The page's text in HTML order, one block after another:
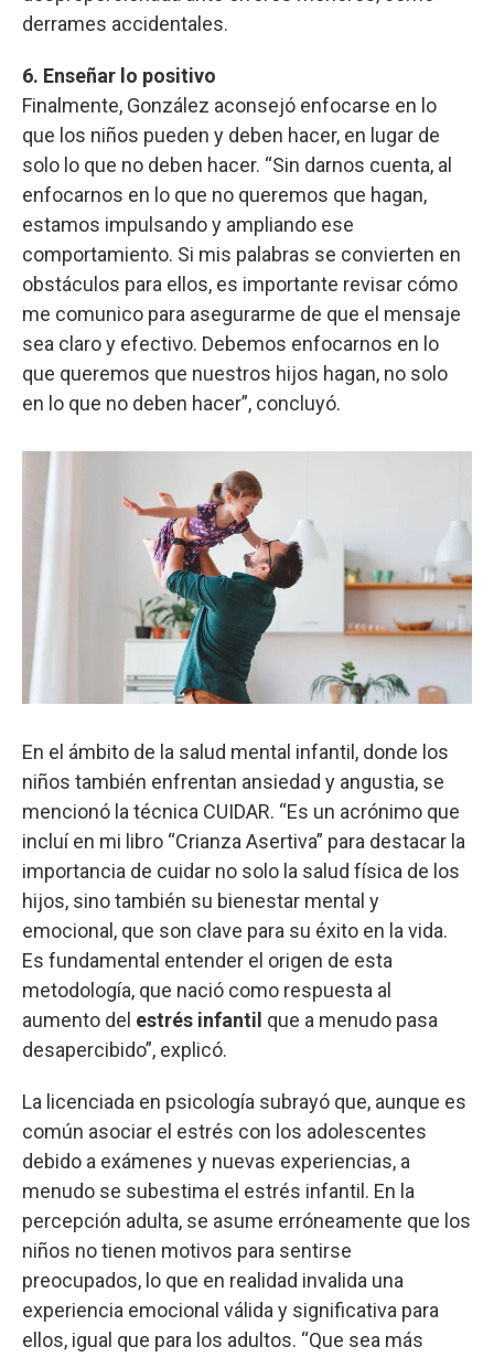
derrames accidentales.
6. Enseñar lo positivo
Finalmente, González aconsejó enfocarse en lo
que los niños pueden y deben hacer, en lugar de
solo lo que no deben hacer. “Sin darnos cuenta, al
enfocarnos en lo que no queremos que hagan,
estamos impulsando y ampliando ese
comportamiento. Si mis palabras se convierten en
obstáculos para ellos, es importante revisar cómo
me comunico para asegurarme de que el mensaje
sea claro y efectivo. Debemos enfocarnos en lo
que queremos que nuestros hijos hagan, no solo
en lo que no deben hacer”, concluyó.
En el ámbito de la salud mental infantil, donde los
niños también enfrentan ansiedad y angustia, se
mencionó la técnica CUIDAR. “Es un acrónimo que
incluí en mi libro “Crianza Asertiva” para destacar la
importancia de cuidar no solo la salud física de los
hijos, sino también su bienestar mental y
emocional, que son clave para su éxito en la vida.
Es fundamental entender el origen de esta
metodología, que nació como respuesta al
aumento del estrés infantil que a menudo pasa
desapercibido”, explicó.
La licenciada en psicología subrayó que, aunque es
común asociar el estrés con los adolescentes
debido a exámenes y nuevas experiencias, a
menudo se subestima el estrés infantil. En la
percepción adulta, se asume erróneamente que los
niños no tienen motivos para sentirse
preocupados, lo que en realidad invalida una
experiencia emocional válida y significativa para
ellos, igual que para los adultos. “Que sea más